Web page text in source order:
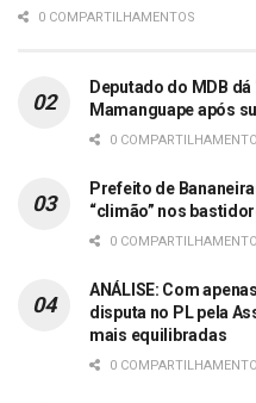
0 COMPARTILHAMENTOS
Deputado do MDB
Mamanguape após
0
Prefeito de
“climão” nos
0
ANÁLISE: Com
disputa no PL pela
mais equilibradas
0